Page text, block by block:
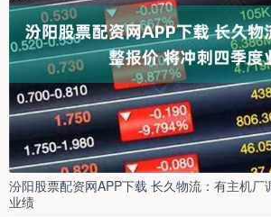
汾阳股票配资网APP下载 长久物流：有主机厂
业绩